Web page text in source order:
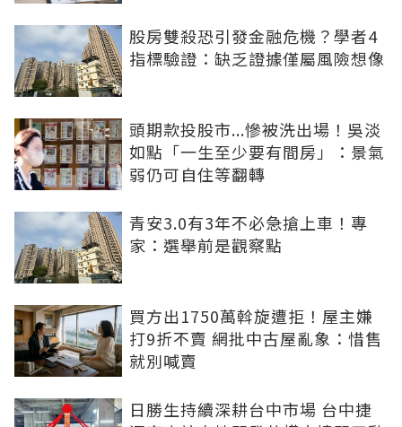
股房雙殺恐引發金融危機？學者4
指標驗證：缺乏證據僅屬風險想像
頭期款投股市...慘被洗出場！吳淡
如點「一生至少要有間房」：景氣
弱仍可自住等翻轉
青安3.0有3年不必急搶上車！專
家：選舉前是觀察點
買方出1750萬斡旋遭拒！屋主嫌
打9折不賣 網批中古屋亂象：惜售
就別喊賣
日勝生持續深耕台中市場 台中捷